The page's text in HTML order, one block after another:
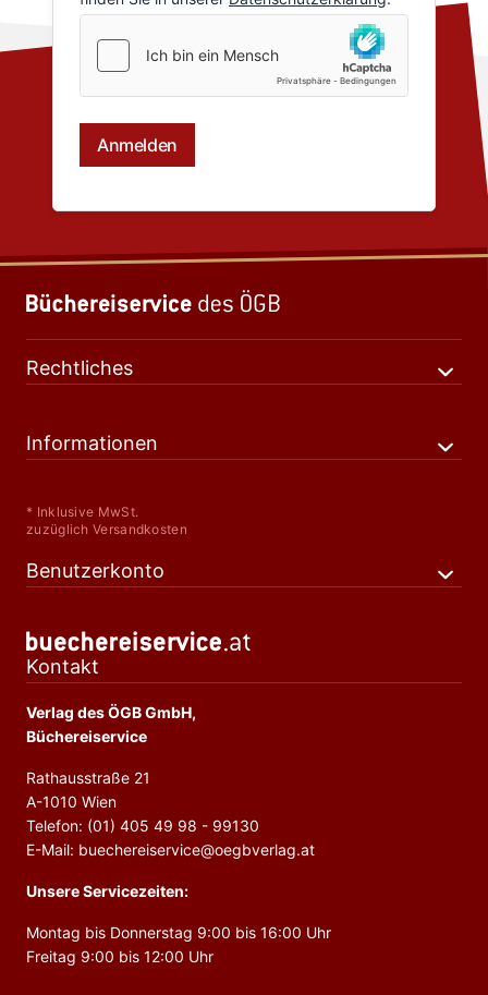
Rechtliches
Informationen
* Inklusive MwSt.
zuzüglich Versandkosten
Benutzerkonto
Kontakt
Verlag des ÖGB GmbH,
Büchereiservice
Rathausstraße 21
A-1010 Wien
Telefon: (01) 405 49 98 - 99130
E-Mail: buechereiservice@oegbverlag.at
Unsere Servicezeiten:
Montag bis Donnerstag 9:00 bis 16:00 Uhr
Freitag 9:00 bis 12:00 Uhr